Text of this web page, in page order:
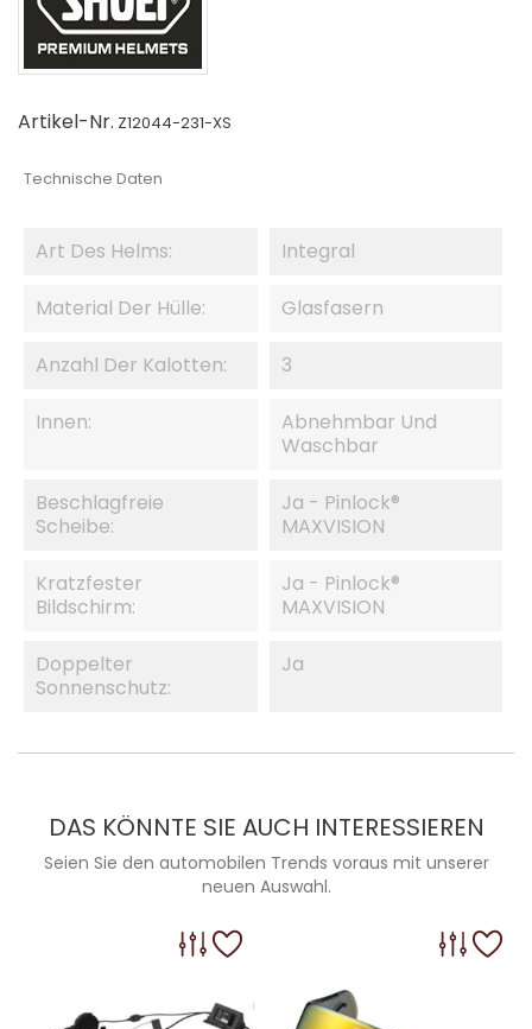
Artikel-Nr. Z12044-231-XS
Technische Daten
Art Des Helms: Integral
Material Der Hülle: Glasfasern
Anzahl Der Kalotten: 3
Innen:
Abnehmbar Und
Waschbar
Beschlagfreie
Scheibe:
Ja - Pinlock®
MAXVISION
Kratzfester
Bildschirm:
Ja - Pinlock®
MAXVISION
Doppelter
Sonnenschutz:
Ja
DAS KÖNNTE SIE AUCH INTERESSIEREN
Seien Sie den automobilen Trends voraus mit unserer
neuen Auswahl.